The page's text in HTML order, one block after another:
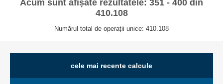
Acum sunt afișate rezultatele: 351 - 400 din
410.108
Numărul total de operații unice: 410.108
cele mai recente calcule